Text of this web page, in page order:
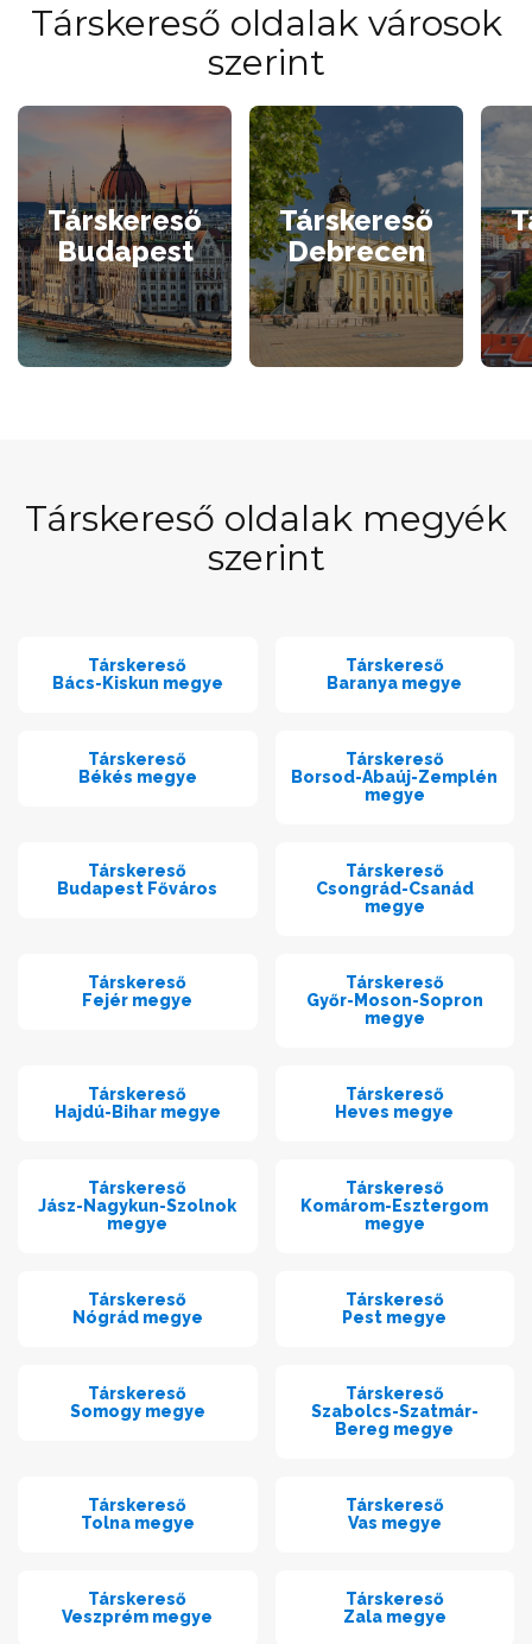
Társkereső oldalak városok
szerint
Társkereső
Budapest
Társkereső
Debrecen
Társkereső oldalak megyék
szerint
Társkereső
Bács-Kiskun megye
Társkereső
Baranya megye
Társkereső
Békés megye
Társkereső
Borsod-Abaúj-Zemplén
megye
Társkereső
Budapest Főváros
Társkereső
Csongrád-Csanád
megye
Társkereső
Fejér megye
Társkereső
Győr-Moson-Sopron
megye
Társkereső
Hajdú-Bihar megye
Társkereső
Heves megye
Társkereső
Jász-Nagykun-Szolnok
megye
Társkereső
Komárom-Esztergom
megye
Társkereső
Nógrád megye
Társkereső
Pest megye
Társkereső
Somogy megye
Társkereső
Szabolcs-Szatmár-
Bereg megye
Társkereső
Tolna megye
Társkereső
Vas megye
Társkereső
Veszprém megye
Társkereső
Zala megye